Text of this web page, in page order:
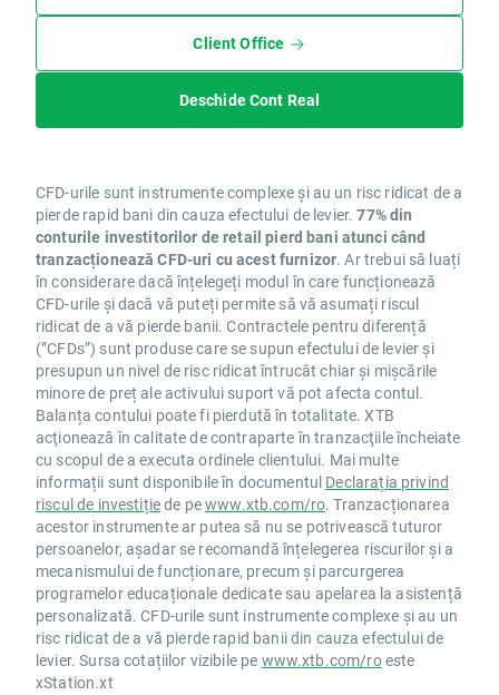
Client Office
Deschide Cont Real
CFD-urile sunt instrumente complexe și au un risc ridicat de a
pierde rapid bani din cauza efectului de levier.77% din
conturile investitorilor de retail pierd bani atunci când
tranzacționează CFD-uri cu acest furnizor. Ar trebui să luați
în considerare dacă înțelegeți modul în care funcționează
CFD-urile și dacă vă puteți permite să vă asumați riscul
ridicat de a vă pierde banii. Contractele pentru diferență
(”CFDs”) sunt produse care se supun efectului de levier și
presupun un nivel de risc ridicat întrucât chiar și mișcările
minore de preț ale activului suport vă pot afecta contul.
Balanța contului poate fi pierdută în totalitate. XTB
acţionează în calitate de contraparte în tranzacţiile încheiate
cu scopul de a executa ordinele clientului. Mai multe
informații sunt disponibile în documentul Declarația privind
riscul de investițiede pewww.xtb.com/ro. Tranzacționarea
acestor instrumente ar putea să nu se potrivească tuturor
persoanelor, așadar se recomandă înțelegerea riscurilor și a
mecanismului de funcționare, precum și parcurgerea
programelor educaționale dedicate sau apelarea la asistență
personalizată. CFD-urile sunt instrumente complexe și au un
risc ridicat de a vă pierde rapid banii din cauza efectului de
levier. Sursa cotațiilor vizibile pe www.xtb.com/roeste
xStation.xt